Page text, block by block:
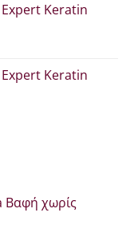
Keratin
Keratin
Βαφή χωρίς